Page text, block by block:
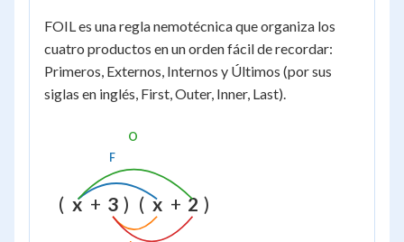
FOIL es una regla nemotécnica que organiza los
cuatro productos en un orden fácil de recordar:
Primeros, Externos, Internos y Últimos (por sus
siglas en inglés, First, Outer, Inner, Last).
( x + 3 ) ( x + 2 )
F
O